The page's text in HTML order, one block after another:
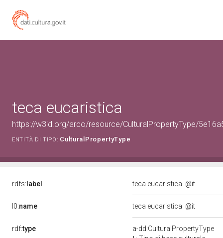
teca eucaristica
https://w3id.org/arco/resource/CulturalPropertyType/
ENTITÀ DI TIPO: CulturalPropertyType
rdfs: label teca eucaristica @it
l0:name teca eucaristica @it
rdf:type
a-dd:CulturalPropertyType